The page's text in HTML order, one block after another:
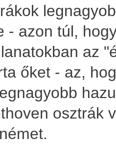
- azon túl,
az
őket - az,
osztrák